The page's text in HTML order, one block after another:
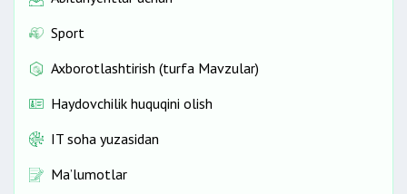
Sport
Axborotlashtirish (turfa Mavzular)
Haydovchilik huquqini olish
IT soha yuzasidan
Ma’lumotlar